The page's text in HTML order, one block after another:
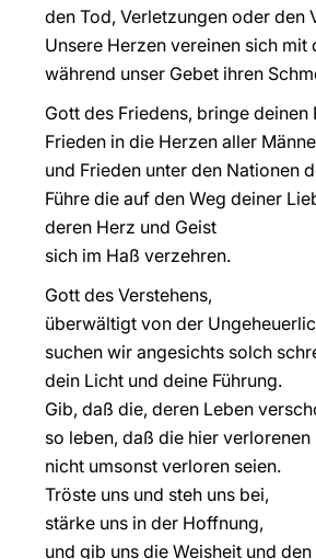
den Tod, Verletzungen oder den
Unsere Herzen vereinen sich mit
während unser Gebet ihren
Gott des Friedens, bringe
Frieden in die Herzen aller
und Frieden unter den Nationen
Führe die auf den Weg deiner
deren Herz und Geist
sich im Haß verzehren.
Gott des Verstehens,
überwältigt von der
suchen wir angesichts solch
dein Licht und deine Führung.
Gib, daß die, deren Leben
so leben, daß die hier verlorenen
nicht umsonst verloren seien.
Tröste uns und steh uns bei,
stärke uns in der Hoffnung,
und gib uns die Weisheit und den